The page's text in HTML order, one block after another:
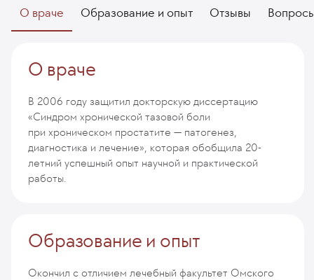
О враче Образование и опыт Отзывы
О враче
В 2006 году защитил докторскую диссертацию
«Синдром хронической тазовой боли
при хроническом простатите — патогенез,
диагностика и лечение», которая обобщила 20-
летний успешный опыт научной и практической
работы.
Образование и опыт
Окончил с отличием лечебный факультет Омского